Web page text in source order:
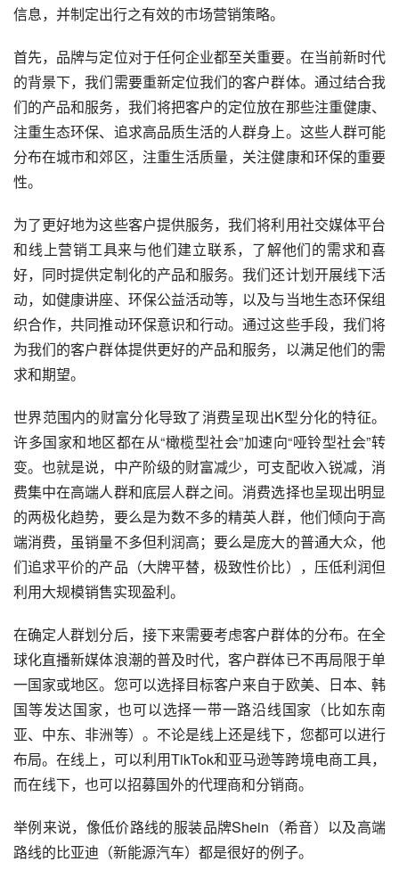
信息，并制定出行之有效的市场营销策略。
首先，品牌与定位对于任何企业都至关重要。在当前新时代
的背景下，我们需要重新定位我们的客户群体。通过结合我
们的产品和服务，我们将把客户的定位放在那些注重健康、
注重生态环保、追求高品质生活的人群身上。这些人群可能
分布在城市和郊区，注重生活质量，关注健康和环保的重要
性。
为了更好地为这些客户提供服务，我们将利用社交媒体平台
和线上营销工具来与他们建立联系，了解他们的需求和喜
好，同时提供定制化的产品和服务。我们还计划开展线下活
动，如健康讲座、环保公益活动等，以及与当地生态环保组
织合作，共同推动环保意识和行动。通过这些手段，我们将
为我们的客户群体提供更好的产品和服务，以满足他们的需
求和期望。
世界范围内的财富分化导致了消费呈现出K型分化的特征。
许多国家和地区都在从“橄榄型社会”加速向“哑铃型社会”转
变。也就是说，中产阶级的财富减少，可支配收入锐减，消
费集中在高端人群和底层人群之间。消费选择也呈现出明显
的两极化趋势，要么是为数不多的精英人群，他们倾向于高
端消费，虽销量不多但利润高；要么是庞大的普通大众，他
们追求平价的产品（大牌平替，极致性价比），压低利润但
利用大规模销售实现盈利。
在确定人群划分后，接下来需要考虑客户群体的分布。在全
球化直播新媒体浪潮的普及时代，客户群体已不再局限于单
一国家或地区。您可以选择目标客户来自于欧美、日本、韩
国等发达国家，也可以选择一带一路沿线国家（比如东南
亚、中东、非洲等）。不论是线上还是线下，您都可以进行
布局。在线上，可以利用TikTok和亚马逊等跨境电商工具，
而在线下，也可以招募国外的代理商和分销商。
举例来说，像低价路线的服装品牌Shein（希音）以及高端
路线的比亚迪（新能源汽车）都是很好的例子。